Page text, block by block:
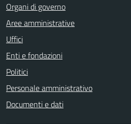
Organi di governo
Aree amministrative
Uffici
Enti e fondazioni
Politici
Personale amministrativo
Documenti e dati